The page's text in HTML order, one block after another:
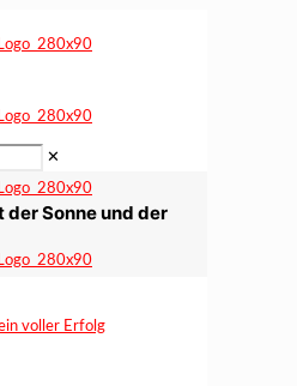
✕
der Sonne und der
voller Erfolg